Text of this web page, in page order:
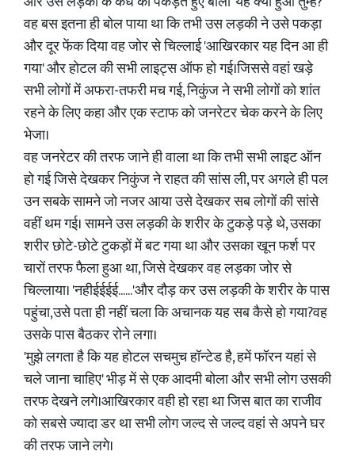
वह बस इतना ही बोल पाया था कि तभी उस लड़की ने उसे पकड़ा
और दूर फेंक दिया वह जोर से चिल्लाई 'आखिरकार यह दिन आ ही
गया' और होटल की सभी लाइट्स ऑफ हो गई।जिससे वहां खड़े
सभी लोगों में अफरा-तफरी मच गई, निकुंज ने सभी लोगों को शांत
रहने के लिए कहा और एक स्टाफ को जनरेटर चेक करने के लिए
भेजा।
वह जनरेटर की तरफ जाने ही वाला था कि तभी सभी लाइट ऑन
हो गई जिसे देखकर निकुंज ने राहत की सांस ली, पर अगले ही पल
उन सबके सामने जो नजर आया उसे देखकर सब लोगों की सांसे
वहीं थम गई। सामने उस लड़की के शरीर के टुकड़े पड़े थे, उसका
शरीर छोटे-छोटे टुकड़ों में बट गया था और उसका खून फर्श पर
चारों तरफ फैला हुआ था, जिसे देखकर वह लड़का जोर से
चिल्लाया। 'नहीईईईई......'और दौड़ कर उस लड़की के शरीर के पास
पहुंचा,उसे पता ही नहीं चला कि अचानक यह सब कैसे हो गया?वह
उसके पास बैठकर रोने लगा।
'मुझे लगता है कि यह होटल सचमुच हॉन्टेड है, हमें फॉरन यहां से
चले जाना चाहिए' भीड़ में से एक आदमी बोला और सभी लोग उसकी
तरफ देखने लगे।आखिरकार वही हो रहा था जिस बात का राजीव
को सबसे ज्यादा डर था सभी लोग जल्द से जल्द वहां से अपने घर
की तरफ जाने लगे।